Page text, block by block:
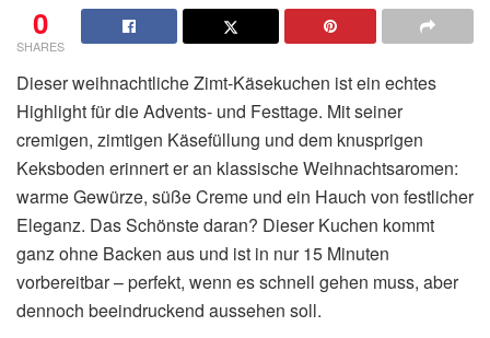
0
SHARES
Dieser weihnachtliche Zimt-Käsekuchen ist ein echtes
Highlight für die Advents- und Festtage. Mit seiner
cremigen, zimtigen Käsefüllung und dem knusprigen
Keksboden erinnert er an klassische Weihnachtsaromen:
warme Gewürze, süße Creme und ein Hauch von festlicher
Eleganz. Das Schönste daran? Dieser Kuchen kommt
ganz ohne Backen aus und ist in nur 15 Minuten
vorbereitbar – perfekt, wenn es schnell gehen muss, aber
dennoch beeindruckend aussehen soll.